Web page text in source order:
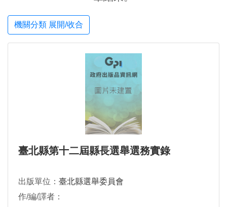
機關分類 展開/收合
臺北縣第十二屆縣長選舉選務實錄
出版單位： 臺北縣選舉委員會
作/編/譯者：